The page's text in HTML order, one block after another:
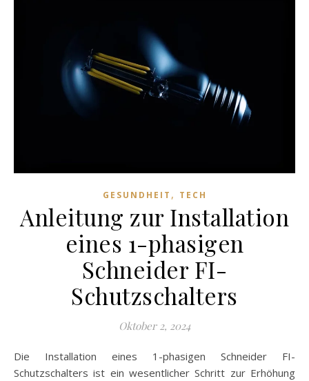
GESUNDHEIT , TECH
Anleitung zur Installation
eines 1-phasigen
Schneider FI-
Schutzschalters
Oktober 2, 2024
Die Installation eines 1-phasigen Schneider FI-
Schutzschalters ist ein wesentlicher Schritt zur Erhöhung